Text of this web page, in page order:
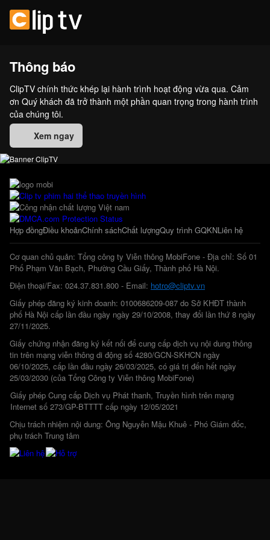
Thông báo
ClipTV chính thức khép lại hành trình hoạt động vừa qua. Cảm
ơn Quý khách đã trở thành một phần quan trọng trong hành trình
của chúng tôi.
Xem ngay
Hợp đồngĐiều khoảnChính sáchChất lượngQuy trình GQKNLiên hệ
Cơ quan chủ quản: Tổng công ty Viễn thông MobiFone - Địa chỉ: Số 01
Phố Phạm Văn Bạch, Phường Cầu Giấy, Thành phố Hà Nội.
Điện thoại/Fax: 024.37.831.800 - Email: hotro@cliptv.vn
Giấy phép đăng ký kinh doanh: 0100686209-087 do Sở KHĐT thành
phố Hà Nội cấp lần đầu ngày ngày 29/10/2008, thay đổi lần thứ 8 ngày
27/11/2025.
Giấy chứng nhận đăng ký kết nối để cung cấp dịch vụ nội dung thông
tin trên mạng viễn thông di động số 4280/GCN-SKHCN ngày
06/10/2025, cấp lần đầu ngày 26/03/2025, có giá trị đến hết ngày
25/03/2030 (của Tổng Công ty Viễn thông MobiFone)
Giấy phép Cung cấp Dịch vụ Phát thanh, Truyền hình trên mạng
Internet số 273/GP-BTTTT cấp ngày 12/05/2021
Chịu trách nhiệm nội dung: Ông Nguyễn Mậu Khuê - Phó Giám đốc,
phụ trách Trung tâm